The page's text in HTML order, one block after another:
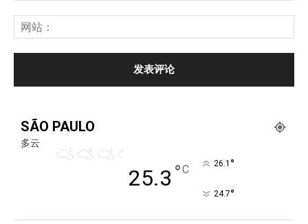
SÃO PAULO
多云
25.3 °C 26.1 °
24.7°